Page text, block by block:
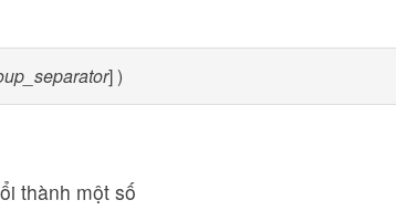
] )
thành một số